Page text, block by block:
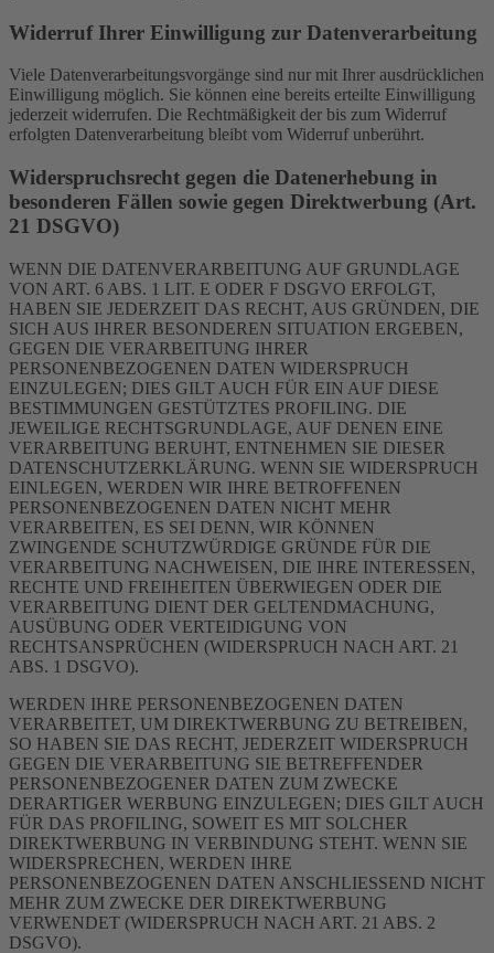
Widerruf Ihrer Einwilligung zur Datenverarbeitung
Viele Datenverarbeitungsvorgänge sind nur mit Ihrer ausdrücklichen
Einwilligung möglich. Sie können eine bereits erteilte Einwilligung
jederzeit widerrufen. Die Rechtmäßigkeit der bis zum Widerruf
erfolgten Datenverarbeitung bleibt vom Widerruf unberührt.
Widerspruchsrecht gegen die Datenerhebung in
besonderen Fällen sowie gegen Direktwerbung (Art.
21 DSGVO)
WENN DIE DATENVERARBEITUNG AUF GRUNDLAGE
VON ART. 6 ABS. 1 LIT. E ODER F DSGVO ERFOLGT,
HABEN SIE JEDERZEIT DAS RECHT, AUS GRÜNDEN, DIE
SICH AUS IHRER BESONDEREN SITUATION ERGEBEN,
GEGEN DIE VERARBEITUNG IHRER
PERSONENBEZOGENEN DATEN WIDERSPRUCH
EINZULEGEN; DIES GILT AUCH FÜR EIN AUF DIESE
BESTIMMUNGEN GESTÜTZTES PROFILING. DIE
JEWEILIGE RECHTSGRUNDLAGE, AUF DENEN EINE
VERARBEITUNG BERUHT, ENTNEHMEN SIE DIESER
DATENSCHUTZERKLÄRUNG. WENN SIE WIDERSPRUCH
EINLEGEN, WERDEN WIR IHRE BETROFFENEN
PERSONENBEZOGENEN DATEN NICHT MEHR
VERARBEITEN, ES SEI DENN, WIR KÖNNEN
ZWINGENDE SCHUTZWÜRDIGE GRÜNDE FÜR DIE
VERARBEITUNG NACHWEISEN, DIE IHRE INTERESSEN,
RECHTE UND FREIHEITEN ÜBERWIEGEN ODER DIE
VERARBEITUNG DIENT DER GELTENDMACHUNG,
AUSÜBUNG ODER VERTEIDIGUNG VON
RECHTSANSPRÜCHEN (WIDERSPRUCH NACH ART. 21
ABS. 1 DSGVO).
WERDEN IHRE PERSONENBEZOGENEN DATEN
VERARBEITET, UM DIREKTWERBUNG ZU BETREIBEN,
SO HABEN SIE DAS RECHT, JEDERZEIT WIDERSPRUCH
GEGEN DIE VERARBEITUNG SIE BETREFFENDER
PERSONENBEZOGENER DATEN ZUM ZWECKE
DERARTIGER WERBUNG EINZULEGEN; DIES GILT AUCH
FÜR DAS PROFILING, SOWEIT ES MIT SOLCHER
DIREKTWERBUNG IN VERBINDUNG STEHT. WENN SIE
WIDERSPRECHEN, WERDEN IHRE
PERSONENBEZOGENEN DATEN ANSCHLIESSEND NICHT
MEHR ZUM ZWECKE DER DIREKTWERBUNG
VERWENDET (WIDERSPRUCH NACH ART. 21 ABS. 2
DSGVO).